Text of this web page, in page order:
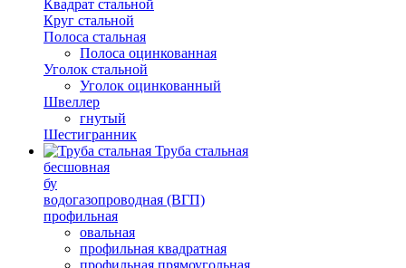
Квадрат стальной
Круг стальной
Полоса стальная
Полоса оцинкованная
Уголок стальной
Уголок оцинкованный
Швеллер
гнутый
Шестигранник
Труба стальная
бесшовная
бу
водогазопроводная (ВГП)
профильная
овальная
профильная квадратная
профильная прямоугольная